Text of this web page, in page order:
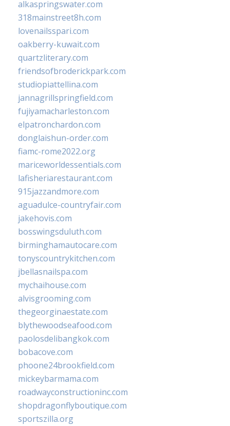
alkaspringswater.com
318mainstreet8h.com
lovenailsspari.com
oakberry-kuwait.com
quartzliterary.com
friendsofbroderickpark.com
studiopiattellina.com
jannagrillspringfield.com
fujiyamacharleston.com
elpatronchardon.com
donglaishun-order.com
fiamc-rome2022.org
mariceworldessentials.com
lafisheriarestaurant.com
915jazzandmore.com
aguadulce-countryfair.com
jakehovis.com
bosswingsduluth.com
birminghamautocare.com
tonyscountrykitchen.com
jbellasnailspa.com
mychaihouse.com
alvisgrooming.com
thegeorginaestate.com
blythewoodseafood.com
paolosdelibangkok.com
bobacove.com
phoone24brookfield.com
mickeybarmama.com
roadwayconstructioninc.com
shopdragonflyboutique.com
sportszilla.org